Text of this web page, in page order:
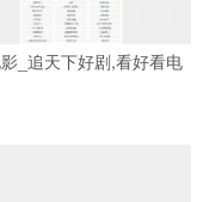
_追天下好剧,看好看电